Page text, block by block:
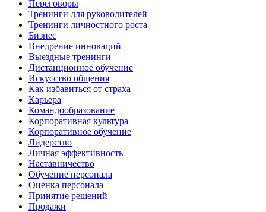
Переговоры
Тренинги для руководителей
Тренинги личностного роста
Бизнес
Внедрение инноваций
Выездные тренинги
Дистанционное обучение
Искусство общения
Как избавиться от страха
Карьера
Командообразование
Корпоративная культура
Корпоративное обучение
Лидерство
Личная эффективность
Наставничество
Обучение персонала
Оценка персонала
Принятие решений
Продажи